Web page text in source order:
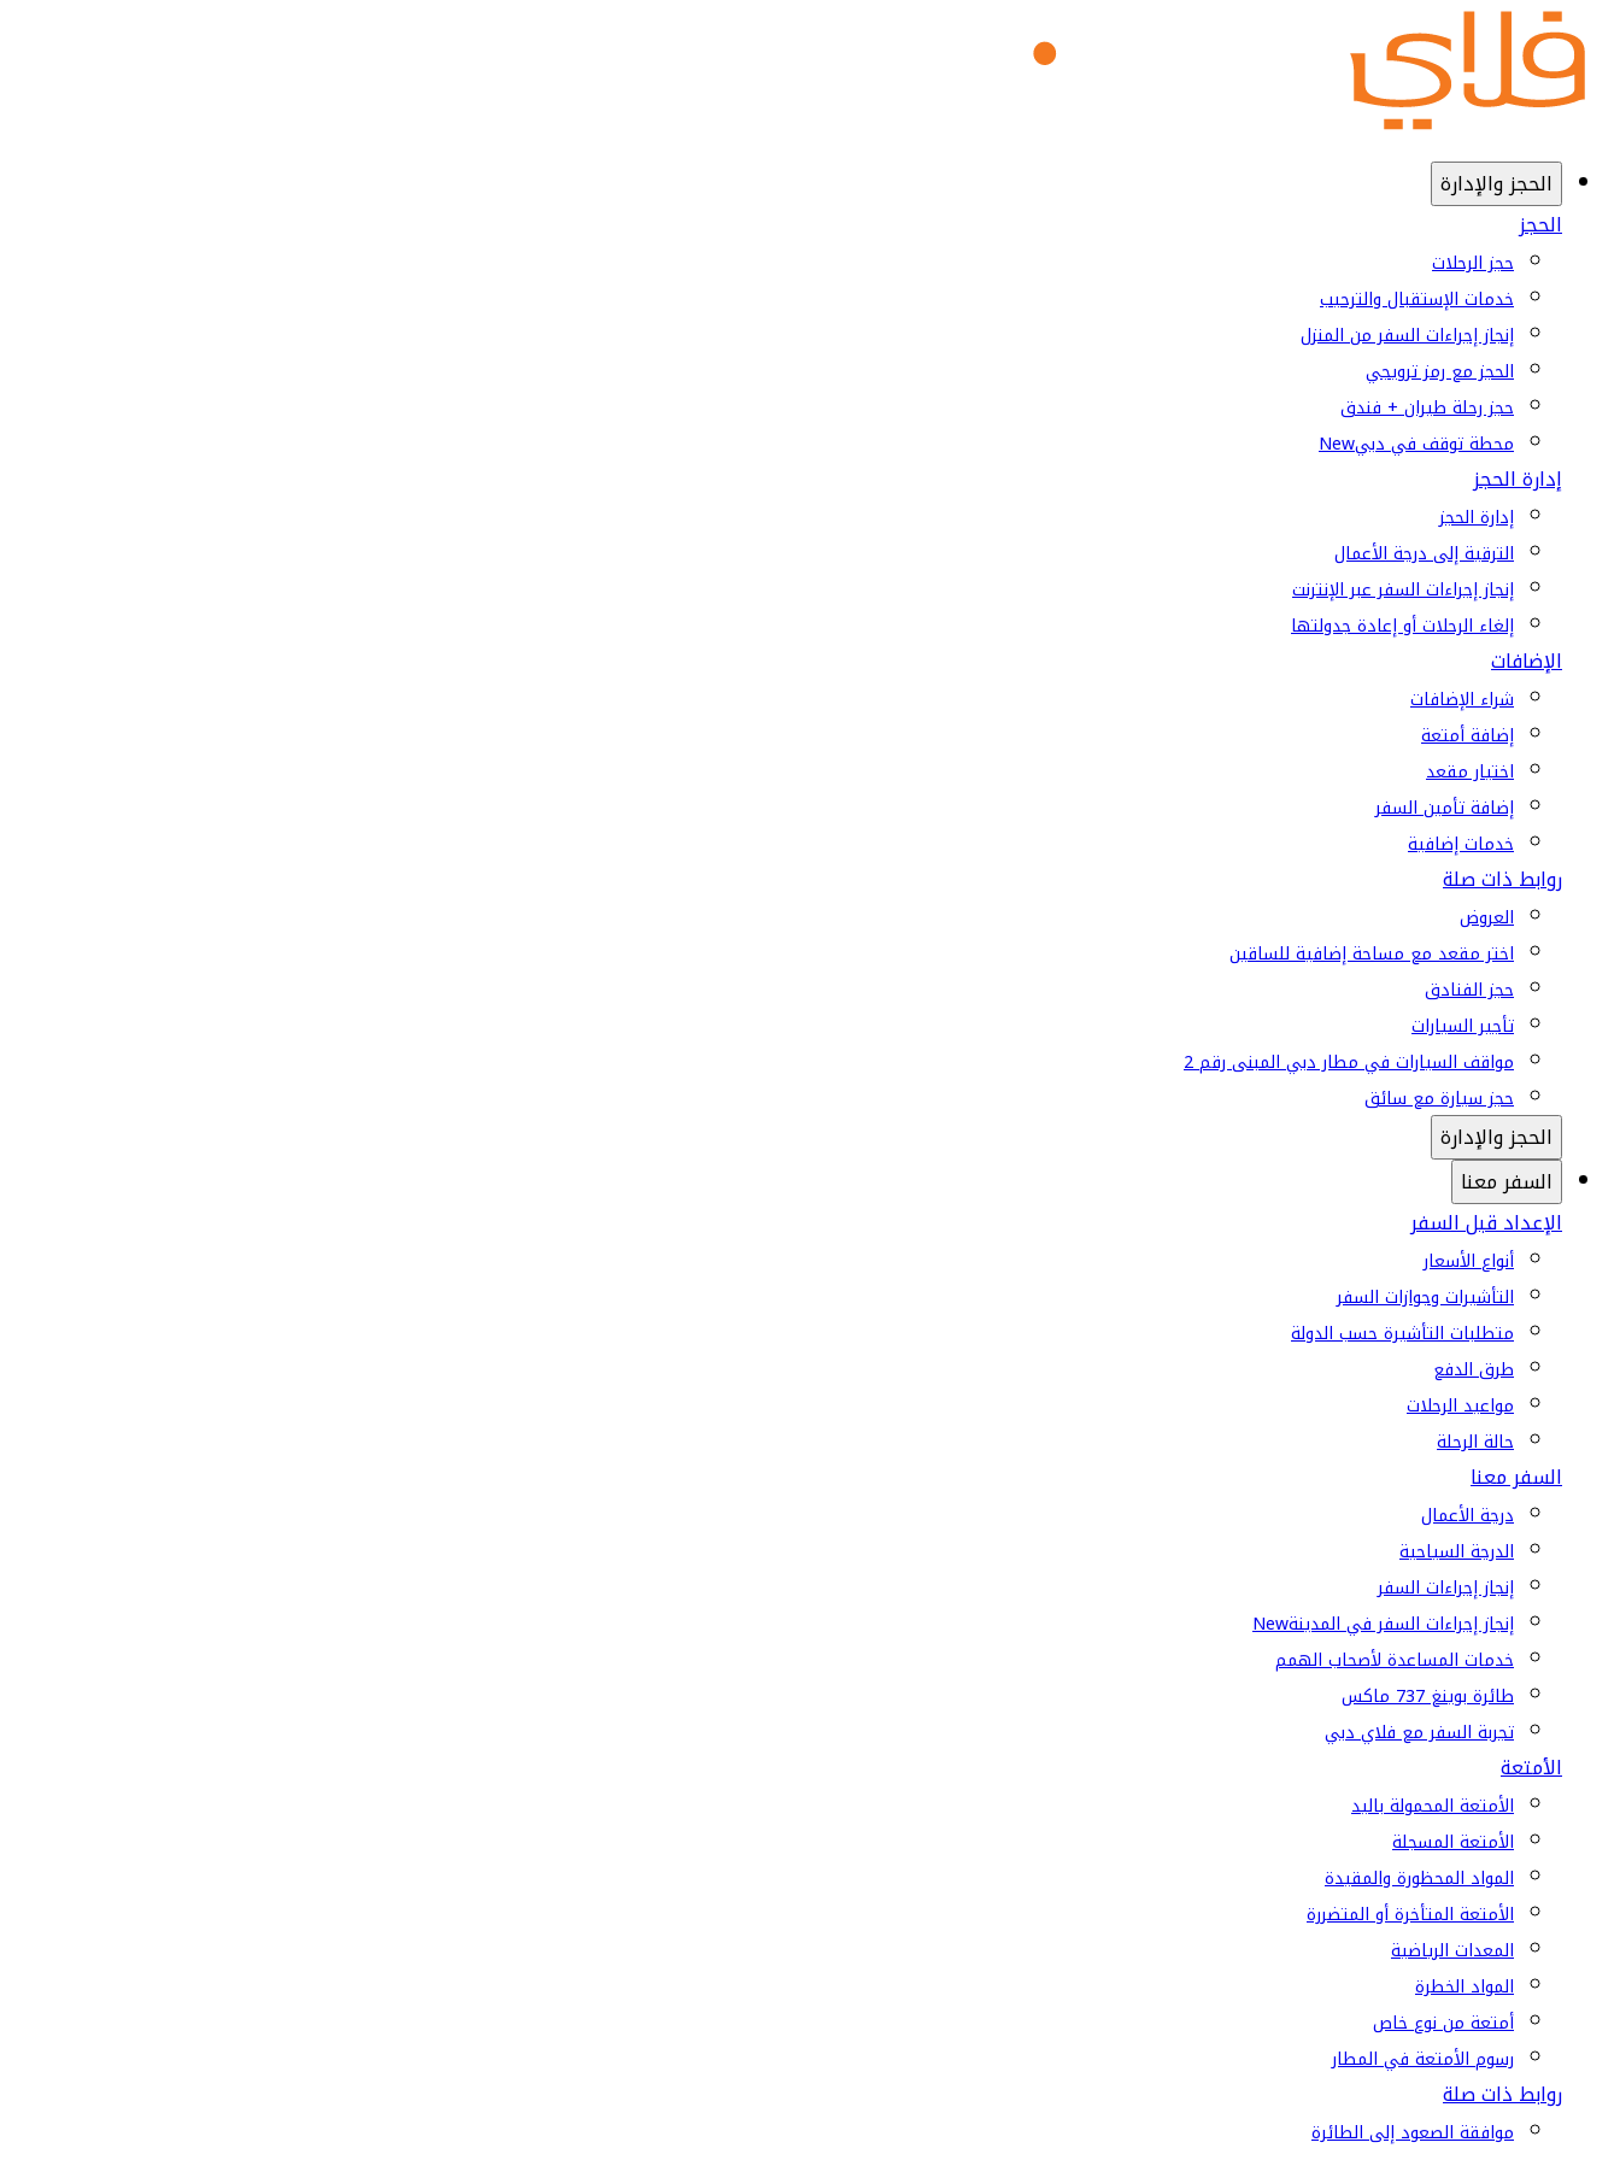
الحجز والإدارة
الحجز
حجز الرحلات
خدمات الإستقبال والترحيب
إنجاز إجراءات السفر من المنزل
الحجز مع رمز ترويجي
حجز رحلة طيران + فندق
محطة توقف في دبيNew
إدارة الحجز
إدارة الحجز
الترقية إلى درجة الأعمال
إنجاز إجراءات السفر عبر الإنترنت
إلغاء الرحلات أو إعادة جدولتها
الإضافات
شراء الإضافات
إضافة أمتعة
اختيار مقعد
إضافة تأمين السفر
خدمات إضافية
روابط ذات صلة
العروض
اختر مقعد مع مساحة إضافية للساقين
حجز الفنادق
تأجير السيارات
مواقف السيارات في مطار دبي المبنى رقم 2
حجز سيارة مع سائق
الحجز والإدارة
السفر معنا
الإعداد قبل السفر
أنواع الأسعار
التأشيرات وجوازات السفر
متطلبات التأشيرة حسب الدولة
طرق الدفع
مواعيد الرحلات
حالة الرحلة
السفر معنا
درجة الأعمال
الدرجة السياحية
إنجاز إجراءات السفر
إنجاز إجراءات السفر في المدينةNew
خدمات المساعدة لأصحاب الهمم
طائرة بوينغ 737 ماكس
تجربة السفر مع فلاي دبي
الأمتعة
الأمتعة المحمولة باليد
الأمتعة المسجلة
المواد المحظورة والمقيدة
الأمتعة المتأخرة أو المتضررة
المعدات الرياضية
المواد الخطرة
أمتعة من نوع خاص
رسوم الأمتعة في المطار
روابط ذات صلة
موافقة الصعود إلى الطائرة